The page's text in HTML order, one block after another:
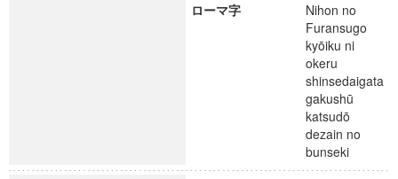
ローマ字
Nihon no
Furansugo
kyōiku ni
okeru
shinsedaigata
gakushū
katsudō
dezain no
bunseki